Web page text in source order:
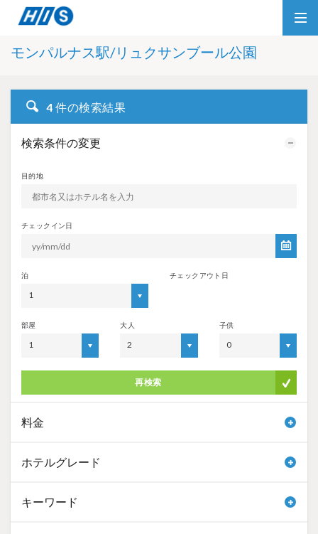
モンパルナス駅/リュクサンブール公園
4 件の検索結果
検索条件の変更
目的地
チェックイン日
泊
1
チェックアウト日
部屋
1
大人
2
子供
0
再検索
料金
ホテルグレード
キーワード